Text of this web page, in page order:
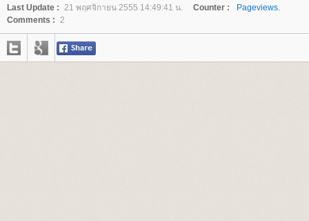
Last Update : 21 พฤศจิกายน 2555 14:49:41 น. Counter :
Pageviews.
Comments : 2